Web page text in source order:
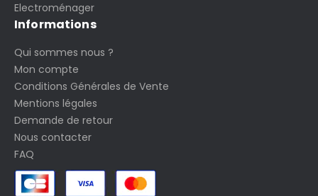
Electroménager
Informations
Qui sommes nous ?
Mon compte
Conditions Générales de Vente
Mentions légales
Demande de retour
Nous contacter
FAQ